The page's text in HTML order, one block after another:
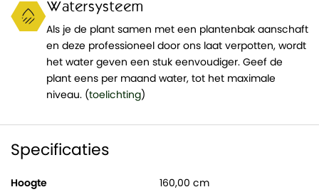
Watersysteem
Als je de plant samen met een plantenbak aanschaft
en deze professioneel door ons laat verpotten, wordt
het water geven een stuk eenvoudiger. Geef de
plant eens per maand water, tot het maximale
niveau. (toelichting)
Specificaties
Hoogte 160,00 cm